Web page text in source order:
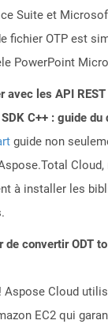
Suite et
fichier OTP est
PowerPoint
avec les API
SDK C++ : guide du
guide non
à installer les
de convertir ODT
Aspose Cloud
EC2 qui